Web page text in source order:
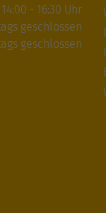
14:00 - 16:30 Uhr
geschlossen
geschlossen